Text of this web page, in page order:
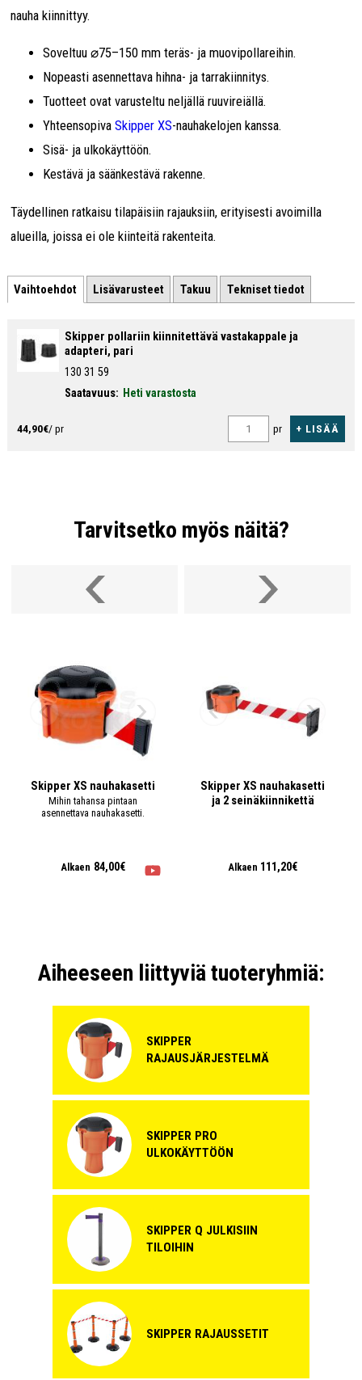
nauha kiinnittyy.
Soveltuu ⌀75–150 mm teräs- ja muovipollareihin.
Nopeasti asennettava hihna- ja tarrakiinnitys.
Tuotteet ovat varusteltu neljällä ruuvireiällä.
YhteensopivaSkipper XS-nauhakelojen kanssa.
Sisä- ja ulkokäyttöön.
Kestävä ja säänkestävä rakenne.
Täydellinen ratkaisu tilapäisiin rajauksiin, erityisesti avoimilla
alueilla, joissa ei ole kiinteitä rakenteita.
Vaihtoehdot Lisävarusteet Takuu Tekniset tiedot
Skipper pollariin kiinnitettävä vastakappale ja
adapteri, pari
130 31 59
Saatavuus: Heti varastosta
44,90€/ pr pr + LISÄÄ
Tarvitsetko myös näitä?
Skipper XS nauhakasetti
Mihin tahansa pintaan
asennettava nauhakasetti.
Alkaen 84,00€
Skipper XS nauhakasetti
ja 2 seinäkiinnikettä
Alkaen 111,20€
Aiheeseen liittyviä tuoteryhmiä:
SKIPPER
RAJAUSJÄRJESTELMÄ
SKIPPER PRO
ULKOKÄYTTÖÖN
SKIPPER Q JULKISIIN
TILOIHIN
SKIPPER RAJAUSSETIT